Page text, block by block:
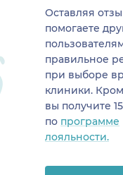
Оставляя
помогаете
правильное
при выборе
клиники.
вы получите
по программе
лояльности.